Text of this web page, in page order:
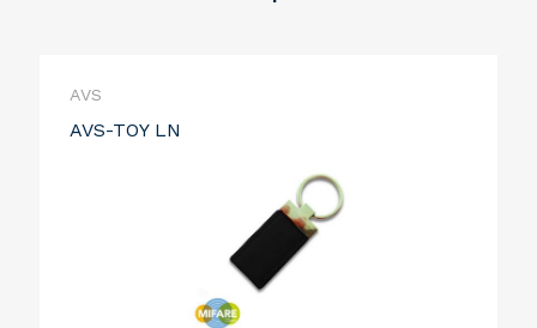
AVS
AVS-TOY LN